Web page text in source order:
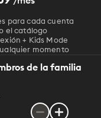
para cada cuenta
el catálogo
+ Kids Mode
momento
de la familia